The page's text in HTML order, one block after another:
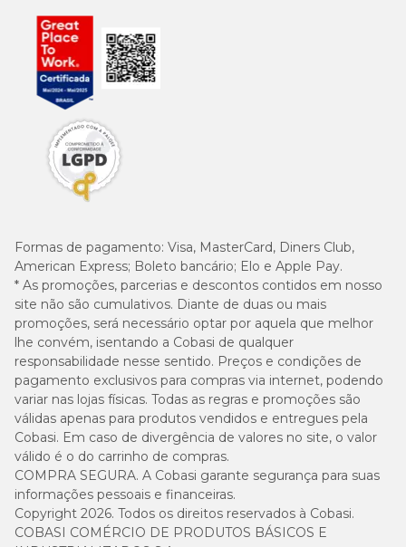
Formas de pagamento: Visa, MasterCard, Diners Club,
American Express; Boleto bancário; Elo e Apple Pay.
* As promoções, parcerias e descontos contidos em nosso
site não são cumulativos. Diante de duas ou mais
promoções, será necessário optar por aquela que melhor
lhe convém, isentando a Cobasi de qualquer
responsabilidade nesse sentido. Preços e condições de
pagamento exclusivos para compras via internet, podendo
variar nas lojas físicas. Todas as regras e promoções são
válidas apenas para produtos vendidos e entregues pela
Cobasi. Em caso de divergência de valores no site, o valor
válido é o do carrinho de compras.
COMPRA SEGURA. A Cobasi garante segurança para suas
informações pessoais e financeiras.
Copyright 2026. Todos os direitos reservados à Cobasi.
COBASI COMÉRCIO DE PRODUTOS BÁSICOS E